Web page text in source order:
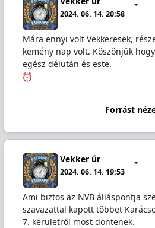
2024. 06. 14. 20:58
Mára ennyi volt Vekkeresek,
kemény nap volt. Köszönjük
egész délután és este.
Forrást
Vekker úr
2024. 06. 14. 19:53
Ami biztos az NVB álláspontja
szavazattal kapott többet
7. kerületről most döntenek.